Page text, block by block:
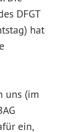
DFGT
hat
uns (im
ein,